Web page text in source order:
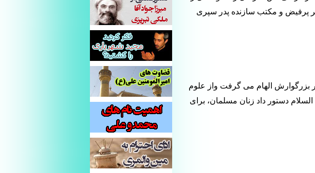
پرفیض و مکتب سازنده پدر سپری
بزرگوارش الهام می گرفت واز علوم
دستور داد زنان مسلمان، برای